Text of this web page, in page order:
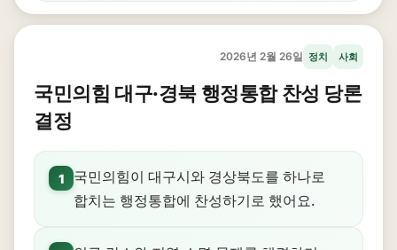
2026년 2월 26일 정치 사회
국민의힘 대구·경북 행정통합 찬성 당론
결정
1
국민의힘이 대구시와 경상북도를 하나로
합치는 행정통합에 찬성하기로 했어요.